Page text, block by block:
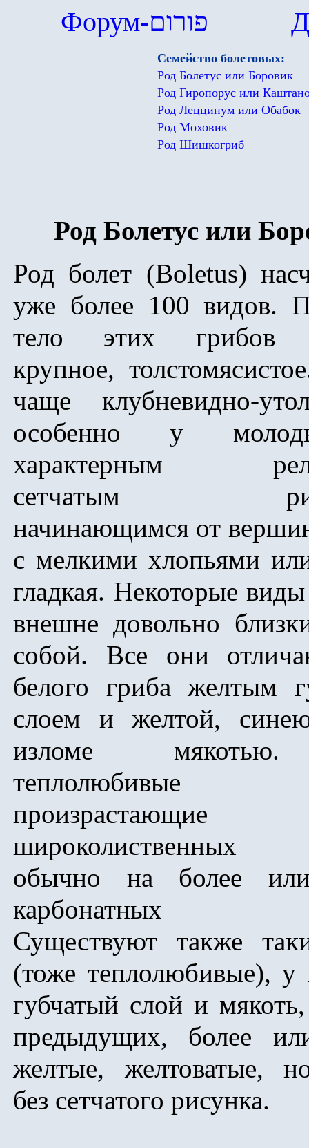
Форум-פורום
Семейство болетовых:
Род Болетус или Боровик
Род Гиропорус или
Род Леццинум или Обабок
Род Моховик
Род Шишкогриб
Род Болетус или
Род болет (Boletus)
уже более 100 видов.
тело этих грибов
крупное,
чаще клубневидно-
особенно у
характерным
сетчатым
начинающимся от
с мелкими хлопьями
гладкая. Некоторые
внешне довольно
собой. Все они
белого гриба желтым
слоем и желтой,
изломе
теплолюбивые
широколиственных
обычно на более
карбонатных
Существуют также
(тоже теплолюбивые), у
губчатый слой и
предыдущих, более
желтые, желтоватые,
без сетчатого рисунка.